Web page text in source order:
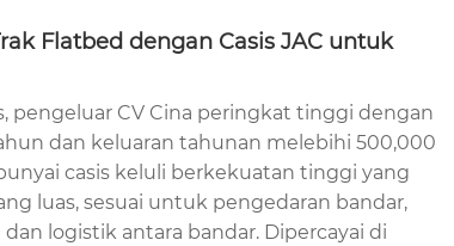
Flatbed dengan Casis JAC untuk
pengeluar CV Cina peringkat tinggi dengan
dan keluaran tahunan melebihi 500,000
casis keluli berkekuatan tinggi yang
luas, sesuai untuk pengedaran bandar,
logistik antara bandar. Dipercayai di